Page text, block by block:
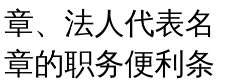
章、法人代表名
章的职务便利条